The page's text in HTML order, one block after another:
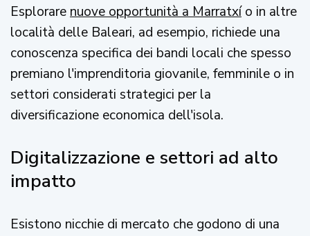
Esplorare nuove opportunità a Marratxío in altre
località delle Baleari, ad esempio, richiede una
conoscenza specifica dei bandi locali che spesso
premiano l'imprenditoria giovanile, femminile o in
settori considerati strategici per la
diversificazione economica dell'isola.
Digitalizzazione e settori ad alto
impatto
Esistono nicchie di mercato che godono di una